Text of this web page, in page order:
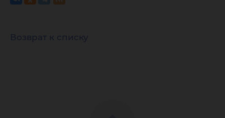
Возврат к списку